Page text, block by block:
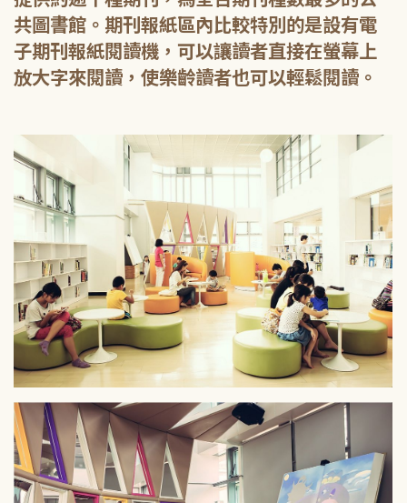
共圖書館。期刊報紙區內比較特別的是設有電
子期刊報紙閱讀機，可以讓讀者直接在螢幕上
放大字來閱讀，使樂齡讀者也可以輕鬆閱讀。